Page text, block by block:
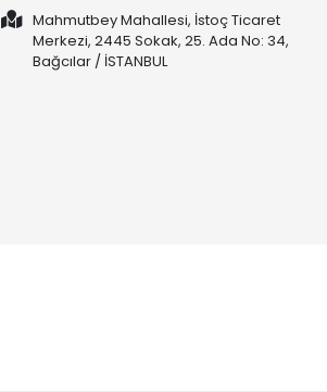
Mahmutbey Mahallesi, İstoç Ticaret
Merkezi, 2445 Sokak, 25. Ada No: 34,
Bağcılar / İSTANBUL